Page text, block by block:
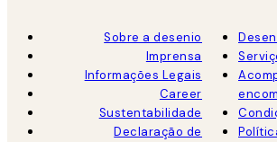
Sobre a desenio
Imprensa
Informações Legais
Career
Sustentabilidade
Declaração de